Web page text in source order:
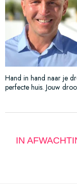
Hand in hand naar je
perfecte huis. Jouw
IN